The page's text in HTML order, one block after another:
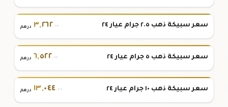
سعر سبيكة ذهب ٢.٥ جرام عيار ٢٤ ٣,٢٦٢.٠٠ درهم
سعر سبيكة ذهب ٥ جرام عيار ٢٤ ٦,٥٢٢.٠٠ درهم
سعر سبيكة ذهب ١٠ جرام عيار ٢٤ ١٣,٠٤٤.٠٠ درهم